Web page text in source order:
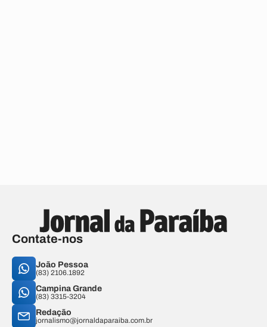
Contate-nos
João Pessoa
(83) 2106.1892
Campina Grande
(83) 3315-3204
Redação
jornalismo@jornaldaparaiba.com.br